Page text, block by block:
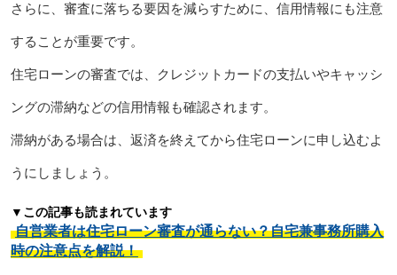
さらに、審査に落ちる要因を減らすために、信用情報にも注意
することが重要です。
住宅ローンの審査では、クレジットカードの支払いやキャッシ
ングの滞納などの信用情報も確認されます。
滞納がある場合は、返済を終えてから住宅ローンに申し込むよ
うにしましょう。
▼この記事も読まれています
自営業者は住宅ローン審査が通らない？自宅兼事務所購入
時の注意点を解説！